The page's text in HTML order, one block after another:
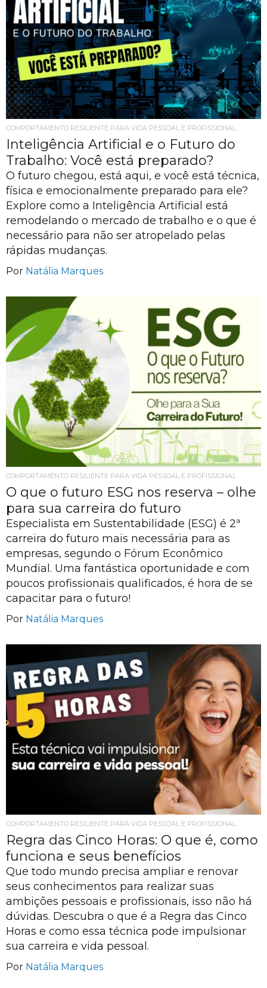
COMPORTAMENTO RESILIENTE PARA VIDA PESSOAL E PROFISSIONAL
Inteligência Artificial e o Futuro do
Trabalho: Você está preparado?
O futuro chegou, está aqui, e você está técnica,
física e emocionalmente preparado para ele?
Explore como a Inteligência Artificial está
remodelando o mercado de trabalho e o que é
necessário para não ser atropelado pelas
rápidas mudanças.
Por Natália Marques
COMPORTAMENTO RESILIENTE PARA VIDA PESSOAL E PROFISSIONAL
O que o futuro ESG nos reserva – olhe
para sua carreira do futuro
Especialista em Sustentabilidade (ESG) é 2ª
carreira do futuro mais necessária para as
empresas, segundo o Fórum Econômico
Mundial. Uma fantástica oportunidade e com
poucos profissionais qualificados, é hora de se
capacitar para o futuro!
Por Natália Marques
COMPORTAMENTO RESILIENTE PARA VIDA PESSOAL E PROFISSIONAL
Regra das Cinco Horas: O que é, como
funciona e seus benefícios
Que todo mundo precisa ampliar e renovar
seus conhecimentos para realizar suas
ambições pessoais e profissionais, isso não há
dúvidas. Descubra o que é a Regra das Cinco
Horas e como essa técnica pode impulsionar
sua carreira e vida pessoal.
Por Natália Marques